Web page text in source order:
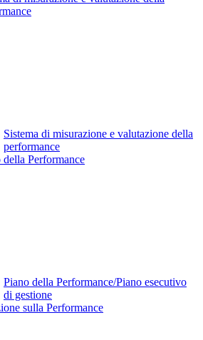
Sistema di misurazione e valutazione della
performance
della Performance
Piano della Performance/Piano esecutivo
di gestione
sulla Performance